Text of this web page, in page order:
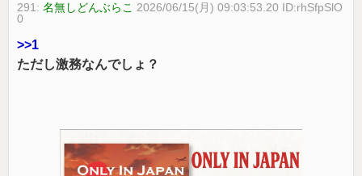
291:名無しどんぶらこ 2026/06/15(月) 09:03:53.20 ID:rhSfpSlO
0
>>1
ただし激務なんでしょ？